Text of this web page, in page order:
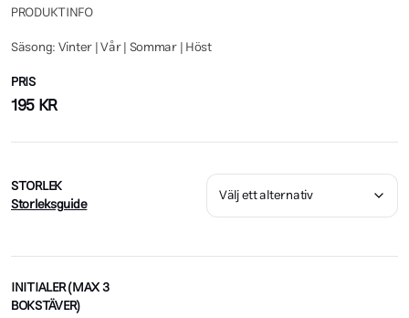
PRODUKTINFO
Säsong: Vinter | Vår | Sommar | Höst
PRIS
195KR
STORLEK
Storleksguide
INITIALER (MAX 3
BOKSTÄVER)